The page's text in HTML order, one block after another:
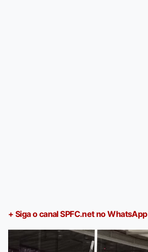
+ Siga o canal SPFC.net no WhatsApp